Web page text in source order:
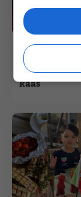
Courgette
linzen en
kaas